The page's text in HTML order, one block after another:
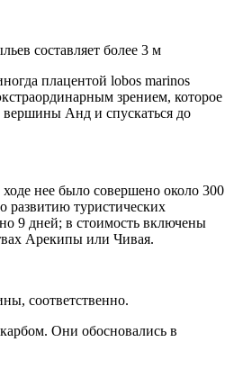
составляет более 3 м
плацентой lobos marinos
зрением, которое
вершины Анд и спускаться до
нее было совершено около 300
развитию туристических
9 дней; в стоимость включены
Арекипы или Чивая.
соответственно.
Они обосновались в